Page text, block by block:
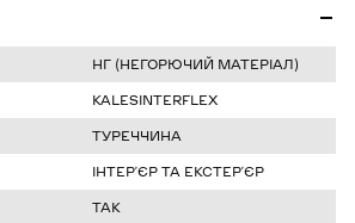
НГ (НЕГОРЮЧИЙ МАТЕРІАЛ)
KALESINTERFLEX
ТУРЕЧЧИНА
ІНТЕРʼЄР ТА ЕКСТЕРʼЄР
ТАК